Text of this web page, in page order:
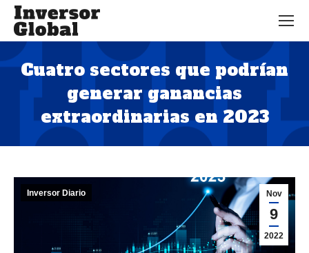
Cuatro sectores que podrían
generar ganancias
extraordinarias en 2023
Estás aquí:
Nov
9
2022
Inversor Diario